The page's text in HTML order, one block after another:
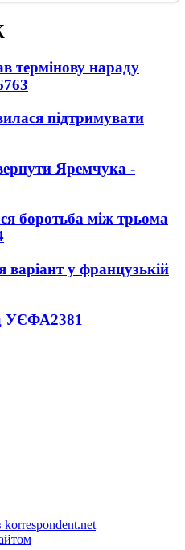
термінову нараду
підтримувати
Яремчука -
боротьба між трьома
у французькій
УЄФА2381
korrespondent.net